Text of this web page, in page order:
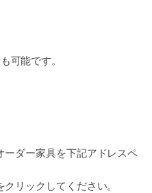
可能です。
ーダー家具を下記アドレスペ
リックしてください。